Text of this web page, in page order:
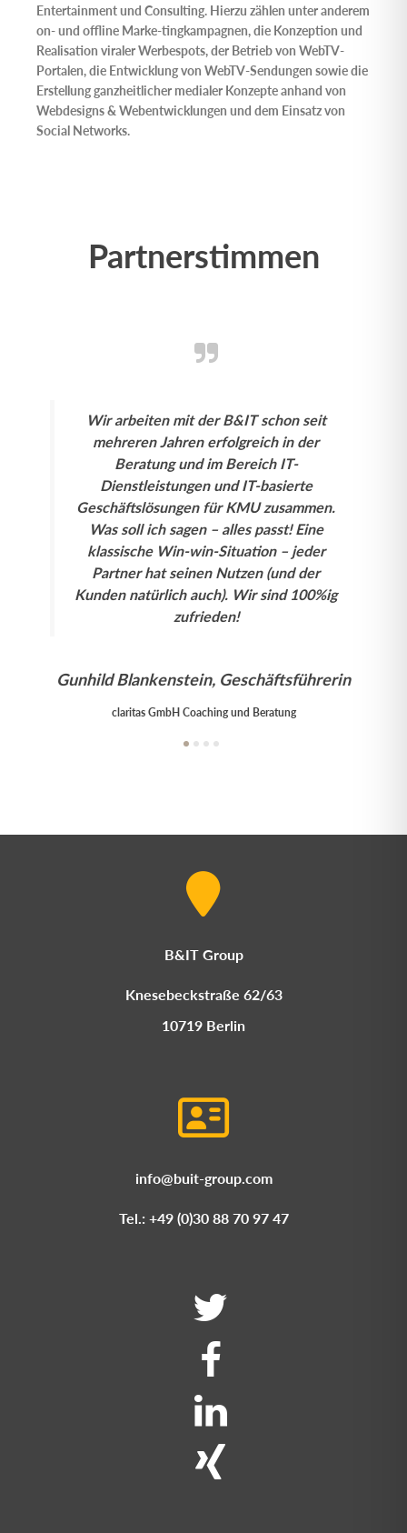
Entertainment und Consulting. Hierzu zählen unter anderem
on- und offline Marke-tingkampagnen, die Konzeption und
Realisation viraler Werbespots, der Betrieb von WebTV-
Portalen, die Entwicklung von WebTV-Sendungen sowie die
Erstellung ganzheitlicher medialer Konzepte anhand von
Webdesigns & Webentwicklungen und dem Einsatz von
Social Networks.
Partnerstimmen
Wir arbeiten mit der B&IT schon seit
mehreren Jahren erfolgreich in der
Beratung und im Bereich IT-
Dienstleistungen und IT-basierte
Geschäftslösungen für KMU zusammen.
Was soll ich sagen – alles passt! Eine
klassische Win-win-Situation – jeder
Partner hat seinen Nutzen (und der
Kunden natürlich auch). Wir sind 100%ig
zufrieden!
Gunhild Blankenstein, Geschäftsführerin
claritas GmbH Coaching und Beratung
B&IT Group
Knesebeckstraße 62/63
10719 Berlin
info@buit-group.com
Tel.: +49 (0)30 88 70 97 47